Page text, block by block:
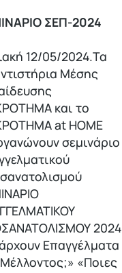
ΣΕΠ-2024
12/05/2024.Τα
Μέσης
και το
at HOME
σεμινάριο
2024
Επαγγέλματα
«Ποιες